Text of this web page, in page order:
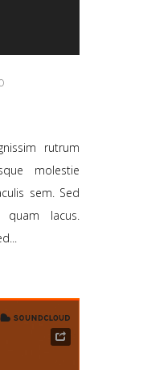
rutrum
molestie
sem. Sed
lacus.